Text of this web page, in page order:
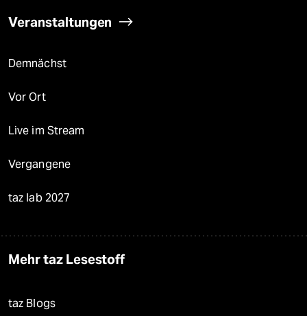
Veranstaltungen
Demnächst
Vor Ort
Live im Stream
Vergangene
taz lab 2027
Mehr taz Lesestoff
taz Blogs